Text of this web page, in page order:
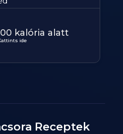
kalória alatt
ide
Receptek